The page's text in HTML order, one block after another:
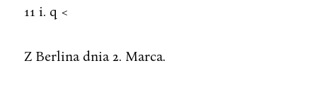
11 i. q <
Z Berlina dnia 2. Marca.